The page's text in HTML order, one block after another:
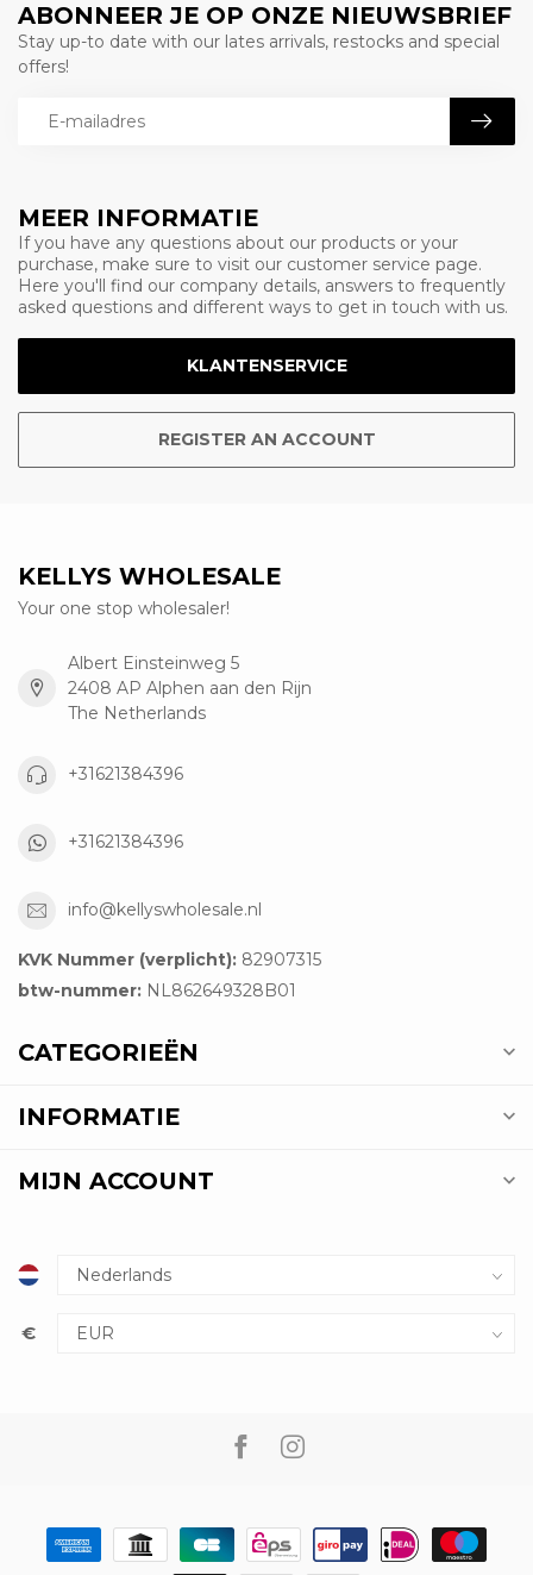
MEER INFORMATIE
If you have any questions about our products or your
purchase, make sure to visit our customer service page.
Here you'll find our company details, answers to frequently
asked questions and different ways to get in touch with us.
KLANTENSERVICE
REGISTER AN ACCOUNT
ABONNEER JE OP ONZE NIEUWSBRIEF
Stay up-to date with our lates arrivals, restocks and special
offers!
KELLYS WHOLESALE
Your one stop wholesaler!
Albert Einsteinweg 5
2408 AP Alphen aan den Rijn
The Netherlands
+31621384396
+31621384396
info@kellyswholesale.nl
KVK Nummer (verplicht): 82907315
btw-nummer: NL862649328B01
CATEGORIEËN
INFORMATIE
MIJN ACCOUNT
€